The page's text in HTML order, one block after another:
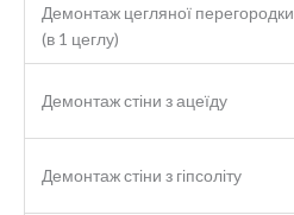
Демонтаж цегляної перегородки
(в 1 цеглу)
Демонтаж стіни з ацеїду
Демонтаж стіни з гіпсоліту